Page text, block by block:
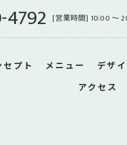
4792 [営業時間] 10:00 〜
セプト メニュー デザ
アクセス